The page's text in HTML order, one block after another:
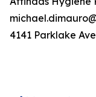
4141 Parklake